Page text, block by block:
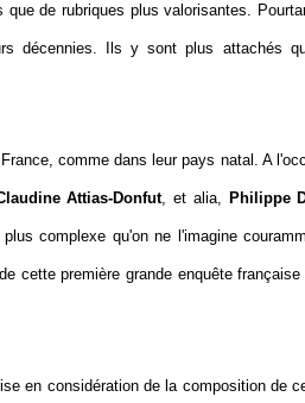
de rubriques plus valorisantes.
décennies. Ils y sont plus attachés
comme dans leur pays natal. A
Attias-Donfut, et alia, Philippe
complexe qu'on ne l'imagine
cette première grande enquête
en considération de la composition de